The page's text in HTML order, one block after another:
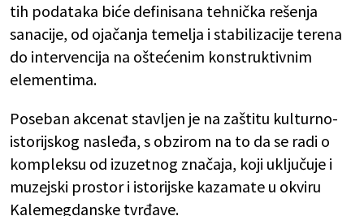
tih podataka biće definisana tehnička rešenja
sanacije, od ojačanja temelja i stabilizacije terena
do intervencija na oštećenim konstruktivnim
elementima.
Poseban akcenat stavljen je na zaštitu kulturno-
istorijskog nasleđa, s obzirom na to da se radi o
kompleksu od izuzetnog značaja, koji uključuje i
muzejski prostor i istorijske kazamate u okviru
Kalemegdanske tvrđave.